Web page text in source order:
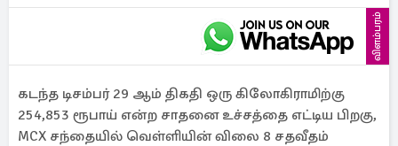
விளம்பரம்
கடந்த டிசம்பர் 29 ஆம் திகதி ஒரு கிலோகிராமிற்கு
254,853 ரூபாய் என்ற சாதனை உச்சத்தை எட்டிய பிறகு,
MCX சந்தையில் வெள்ளியின் விலை 8 சதவீதம்